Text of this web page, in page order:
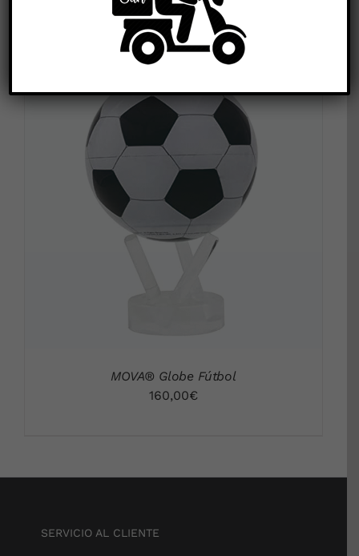
DETALLES
MOVA® Globe Fútbol
160,00€
SERVICIO AL CLIENTE